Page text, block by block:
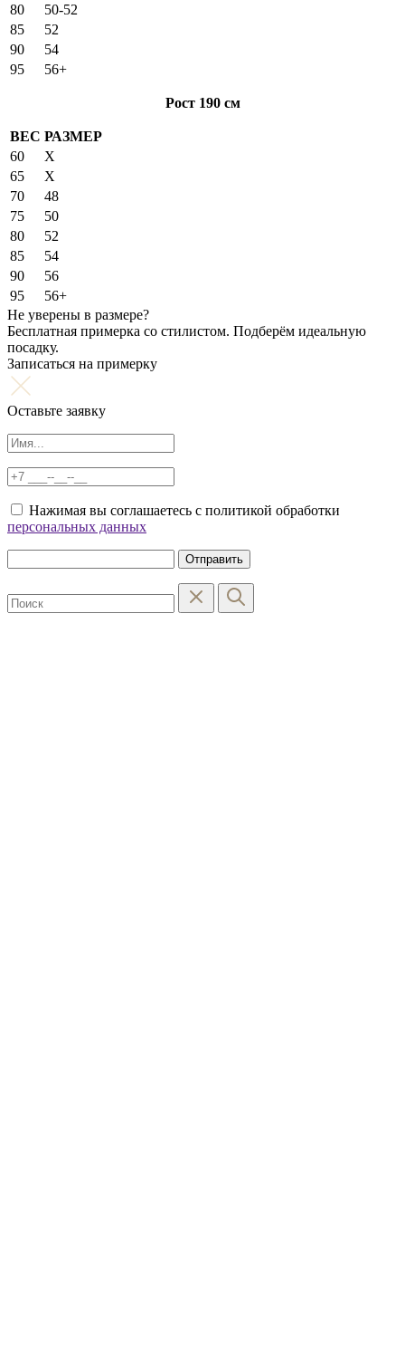
80
50-52
85
52
90
54
95
56+
Рост 190 см
ВЕС РАЗМЕР
60
X
65
X
70
48
75
50
80
52
85
54
90
56
95
56+
Не уверены в размере?
Бесплатная примерка со стилистом. Подберём идеальную
посадку.
Записаться на примерку
Оставьте заявку
Нажимая вы соглашаетесь с политикой обработки
персональных данных